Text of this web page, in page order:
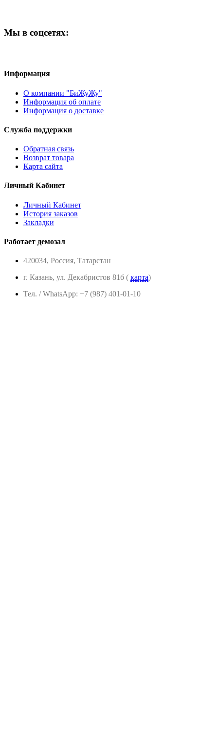
Мы в соцсетях:
Информация
О компании "БиЖуЖу"
Информация об оплате
Информация о доставке
Служба поддержки
Обратная связь
Возврат товара
Карта сайта
Личный Кабинет
Личный Кабинет
История заказов
Закладки
Работает демозал
420034, Россия, Татарстан
г. Казань, ул. Декабристов 81б ( карта)
Тел. / WhatsApp: +7 (987) 401-01-10